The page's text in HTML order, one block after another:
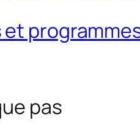
pas